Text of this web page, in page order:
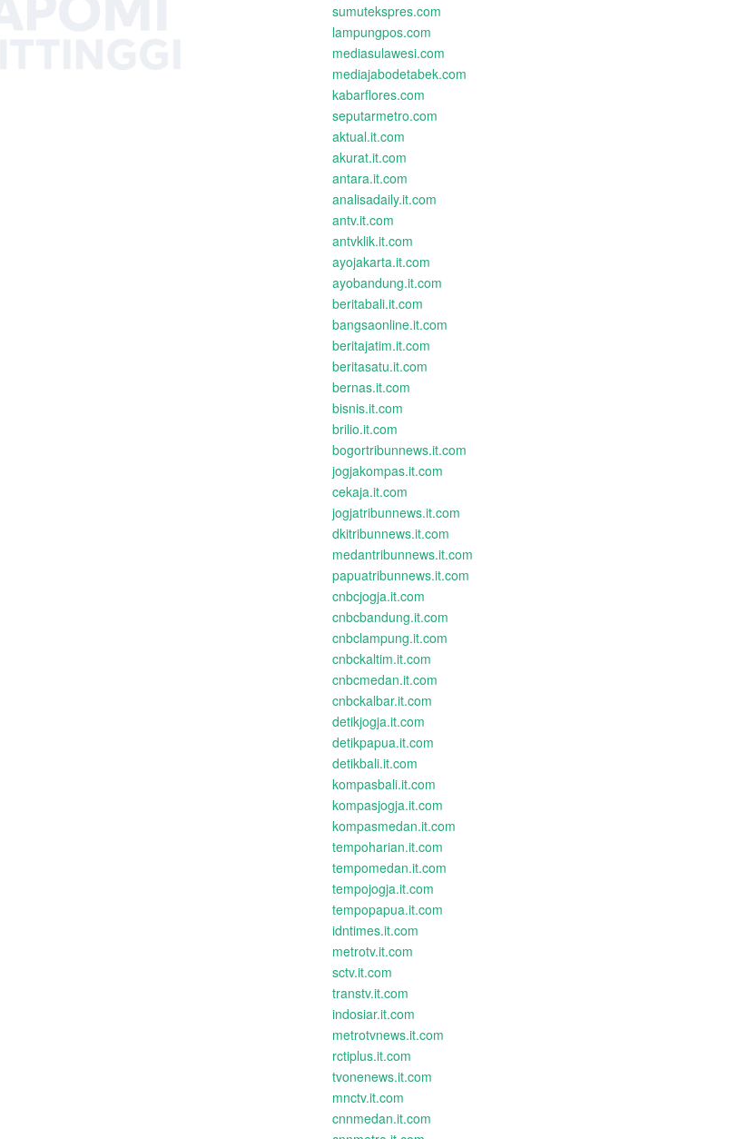
sumutekspres.com
lampungpos.com
mediasulawesi.com
mediajabodetabek.com
kabarflores.com
seputarmetro.com
aktual.it.com
akurat.it.com
antara.it.com
analisadaily.it.com
antv.it.com
antvklik.it.com
ayojakarta.it.com
ayobandung.it.com
beritabali.it.com
bangsaonline.it.com
beritajatim.it.com
beritasatu.it.com
bernas.it.com
bisnis.it.com
brilio.it.com
bogortribunnews.it.com
jogjakompas.it.com
cekaja.it.com
jogjatribunnews.it.com
dkitribunnews.it.com
medantribunnews.it.com
papuatribunnews.it.com
cnbcjogja.it.com
cnbcbandung.it.com
cnbclampung.it.com
cnbckaltim.it.com
cnbcmedan.it.com
cnbckalbar.it.com
detikjogja.it.com
detikpapua.it.com
detikbali.it.com
kompasbali.it.com
kompasjogja.it.com
kompasmedan.it.com
tempoharian.it.com
tempomedan.it.com
tempojogja.it.com
tempopapua.it.com
idntimes.it.com
metrotv.it.com
sctv.it.com
transtv.it.com
indosiar.it.com
metrotvnews.it.com
rctiplus.it.com
tvonenews.it.com
mnctv.it.com
cnnmedan.it.com